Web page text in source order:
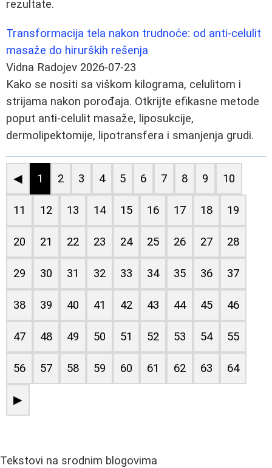
rezultate.
Transformacija tela nakon trudnoće: od anti‑celulit
masaže do hirurških rešenja
Vidna Radojev 2026-07-23
Kako se nositi sa viškom kilograma, celulitom i
strijama nakon porođaja. Otkrijte efikasne metode
poput anti‑celulit masaže, liposukcije,
dermolipektomije, lipotransfera i smanjenja grudi.
◀ 1 2 3 4 5 6 7 8 9 10
11 12 13 14 15 16 17 18 19
20 21 22 23 24 25 26 27 28
29 30 31 32 33 34 35 36 37
38 39 40 41 42 43 44 45 46
47 48 49 50 51 52 53 54 55
56 57 58 59 60 61 62 63 64
▶
Tekstovi na srodnim blogovima